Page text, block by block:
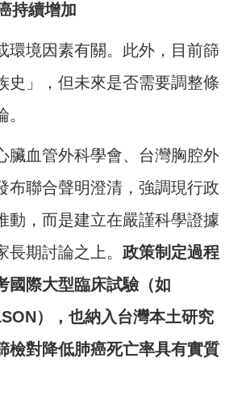
持續增加
環境因素有關。此外，目前篩
史」，但未來是否需要調整條
臟血管外科學會、台灣胸腔外
布聯合聲明澄清，強調現行政
動，而是建立在嚴謹科學證據
長期討論之上。 政策制定過程
國際大型臨床試驗（如
），也納入台灣本土研究
檢對降低肺癌死亡率具有實質